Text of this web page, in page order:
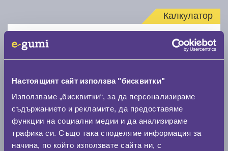
Настоящият сайт използва "бисквитки"
Използваме „бисквитки“, за да персонализираме
съдържанието и рекламите, да предоставяме
функции на социални медии и да анализираме
трафика си. Също така споделяме информация за
начина, по който използвате сайта ни, с
Калкулатор
Нов размер